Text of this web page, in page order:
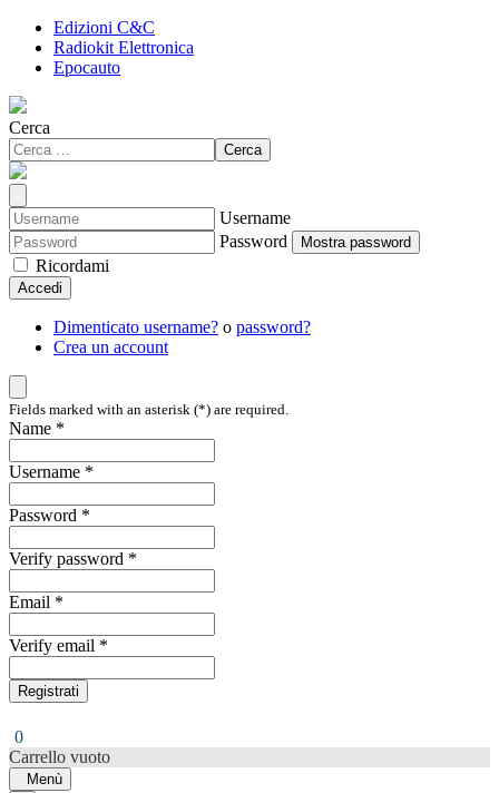
Edizioni C&C
Radiokit Elettronica
Epocauto
Cerca
Cerca
Username
Password
Mostra password
Ricordami
Accedi
Dimenticato username? o password?
Crea un account
Fields marked with an asterisk (*) are required.
Name *
Username *
Password *
Verify password *
Email *
Verify email *
Registrati
0
Carrello vuoto
Menù